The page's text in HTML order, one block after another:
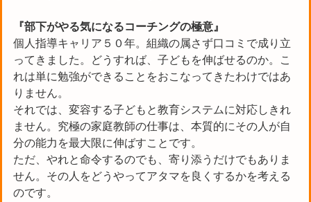
『部下がやる気になるコーチングの極意』
個人指導キャリア５０年。組織の属さず口コミで成り立
ってきました。どうすれば、子どもを伸ばせるのか。こ
れは単に勉強ができることをおこなってきたわけではあ
りません。
それでは、変容する子どもと教育システムに対応しきれ
ません。究極の家庭教師の仕事は、本質的にその人が自
分の能力を最大限に伸ばすことです。
ただ、やれと命令するのでも、寄り添うだけでもありま
せん。その人をどうやってアタマを良くするかを考える
のです。